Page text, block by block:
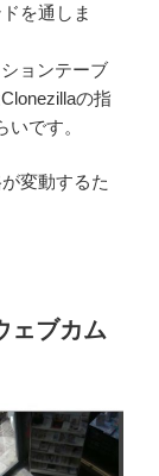
を通しま
ョンテーブ
の指
です。
変動するた
ェブカム